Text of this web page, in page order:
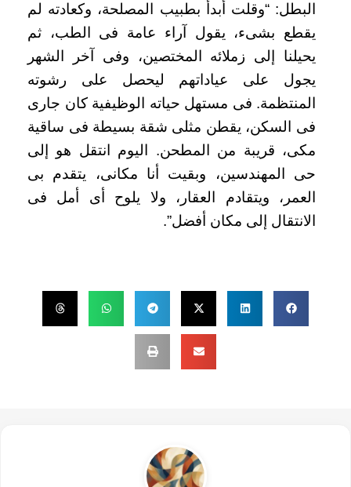
البطل: “وقلت أبدأ بطبيب المصلحة، وكعادته لم
يقطع بشىء، يقول آراء عامة فى الطب، ثم
يحيلنا إلى زملائه المختصين، وفى آخر الشهر
يجول على عياداتهم ليحصل على رشوته
المنتظمة. فى مستهل حياته الوظيفية كان جارى
فى السكن، يقطن مثلى شقة بسيطة فى ساقية
مكى، قريبة من المطحن. اليوم انتقل هو إلى
حى المهندسين، وبقيت أنا مكانى، يتقدم بى
العمر، ويتقادم العقار، ولا يلوح أى أمل فى
الانتقال إلى مكان أفضل”.